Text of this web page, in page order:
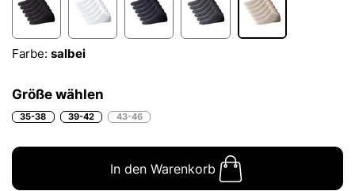
Farbe: salbei
Größe wählen
35-38 39-42 43-46
In den Warenkorb